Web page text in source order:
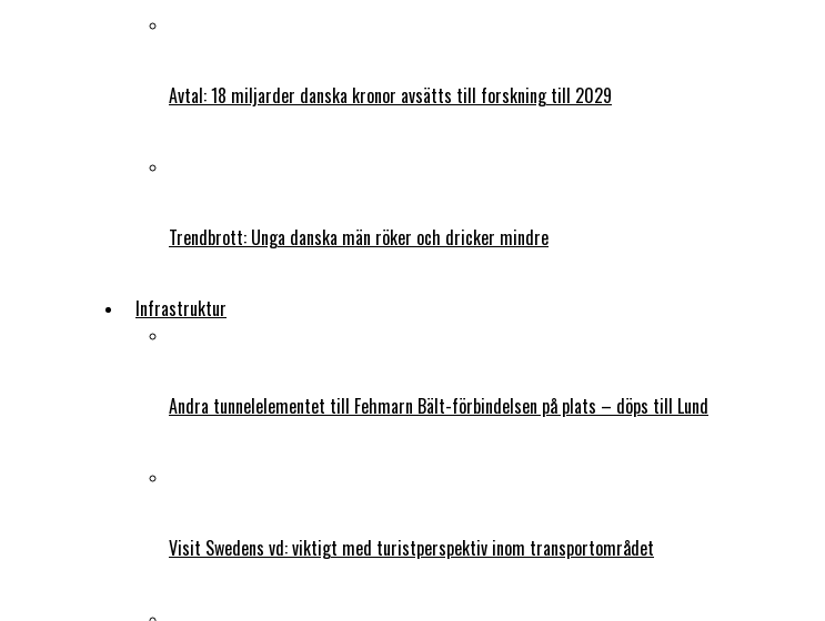
Avtal: 18 miljarder danska kronor avsätts till forskning till 2029
Trendbrott: Unga danska män röker och dricker mindre
Infrastruktur
Andra tunnelelementet till Fehmarn Bält-förbindelsen på plats – döps till Lund
Visit Swedens vd: viktigt med turistperspektiv inom transportområdet